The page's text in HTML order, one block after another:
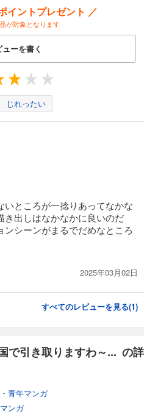
要らない悪役令嬢、我が国で引き取りますわ～優秀なご令嬢方を追放だなんて愚かな真似、国を滅ぼしましてよ？～ 【連載版】１６
イントプレゼント ／
が対象となります
ューを書く
じれったい
いところが一捻りあってなかな
出しはなかなかに良いのだ
シーンがまるでだめなところ
2025年03月02日
すべてのレビューを見る(1)
で引き取りますわ～... の詳
青年マンガ
ンガ